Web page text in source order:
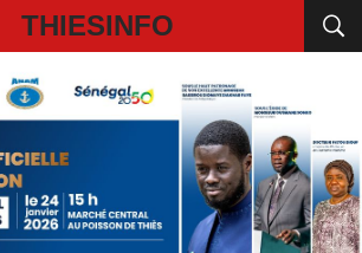
THIESINFO